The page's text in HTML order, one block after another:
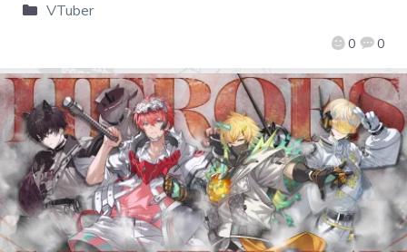
0 0
VTuber